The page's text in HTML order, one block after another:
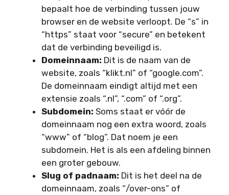
bepaalt hoe de verbinding tussen jouw
browser en de website verloopt. De “s” in
“https” staat voor “secure” en betekent
dat de verbinding beveiligd is.
Domeinnaam: Dit is de naam van de
website, zoals “klikt.nl” of “google.com”.
De domeinnaam eindigt altijd met een
extensie zoals “.nl”, “.com” of “.org”.
Subdomein: Soms staat er vóór de
domeinnaam nog een extra woord, zoals
“www” of “blog”. Dat noem je een
subdomein. Het is als een afdeling binnen
een groter gebouw.
Slug of padnaam: Dit is het deel na de
domeinnaam, zoals “/over-ons” of